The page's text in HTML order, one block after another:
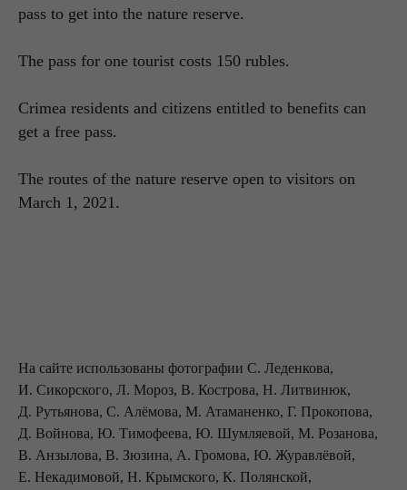
pass to get into the nature reserve.
The pass for one tourist costs 150 rubles.
Crimea residents and citizens entitled to benefits can
get a free pass.
The routes of the nature reserve open to visitors on
March 1, 2021.
На сайте использованы фотографии С. Леденкова,
И. Сикорского, Л. Мороз, В. Кострова, Н. Литвинюк,
Д. Рутьянова, С. Алёмова, М. Атаманенко, Г. Прокопова,
Д. Войнова, Ю. Тимофеева, Ю. Шумляевой, М. Розанова,
В. Анзылова, В. Зюзина, А. Громова, Ю. Журавлёвой,
Е. Некадимовой, Н. Крымского, К. Полянской,